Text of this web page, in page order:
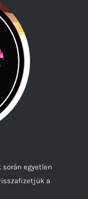
egyetlen
a